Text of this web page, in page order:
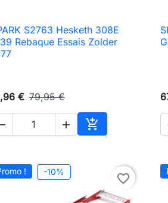
 Aperçu rapide
S2763 Hesketh 308E
Rebaque Essais Zolder
€ 79,95 €
 
Ajouter au panier
! -10% favorite_border